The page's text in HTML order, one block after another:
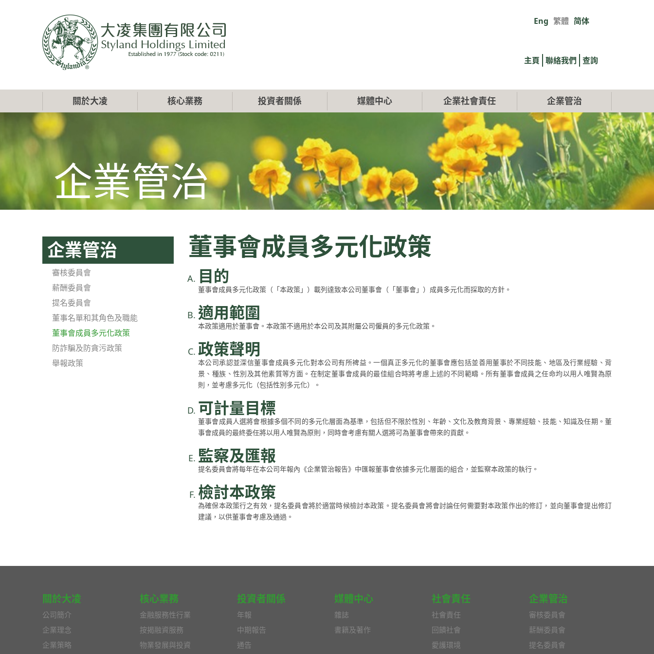
Eng 繁體 简体
links
主頁 聯絡我們 查詢
Main
navigation
關於大凌 核心業務 投資者關係 媒體中心 企業社會責任 企業管治
企業管治
企業管治
審核委員會
薪酬委員會
提名委員會
董事名單和其角色及職能
董事會成員多元化政策
防詐騙及防貪污政策
舉報政策
董事會成員多元化政策
目的
董事會成員多元化政策（「本政策」）載列達致本公司董事會（「董事會」）成員多元化而採取的方針。
適用範圍
本政策適用於董事會。本政策不適用於本公司及其附屬公司僱員的多元化政策。
政策聲明
本公司承認並深信董事會成員多元化對本公司有所裨益。一個真正多元化的董事會應包括並善用董事於不同技能、地區及行業經驗、背
景、種族、性別及其他素質等方面。在制定董事會成員的最佳組合時將考慮上述的不同範疇。所有董事會成員之任命均以用人唯賢為原
則，並考慮多元化（包括性別多元化）。
可計量目標
董事會成員人選將會根據多個不同的多元化層面為基準，包括但不限於性別、年齡、文化及教育背景、專業經驗、技能、知識及任期。董
事會成員的最終委任將以用人唯賢為原則，同時會考慮有關人選將可為董事會帶來的貢獻。
監察及匯報
提名委員會將每年在本公司年報內《企業管治報告》中匯報董事會依據多元化層面的組合，並監察本政策的執行。
檢討本政策
為確保本政策行之有效，提名委員會將於適當時候檢討本政策。提名委員會將會討論任何需要對本政策作出的修訂，並向董事會提出修訂
建議，以供董事會考慮及通過。
關於大凌
公司簡介
企業理念
企業策略
核心業務
金融服務性行業
按揭融資服務
物業發展與投資
投資者關係
年報
中期報告
通告
媒體中心
雜誌
書籍及著作
社會責任
社會責任
回饋社會
愛護環境
企業管治
審核委員會
薪酬委員會
提名委員會